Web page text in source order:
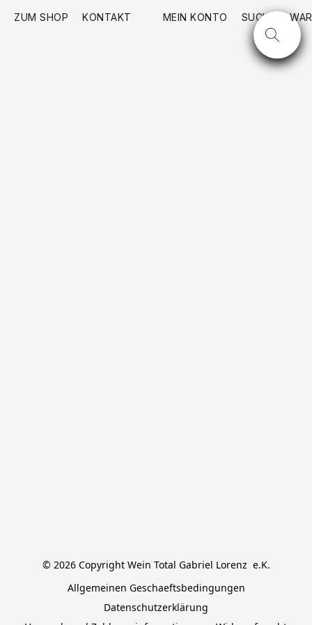
ZUM SHOP KONTAKT MEIN KONTO SUCHE
© 2026 Copyright Wein Total Gabriel Lorenz  e.K.
Allgemeinen Geschaeftsbedingungen
Datenschutzerklärung